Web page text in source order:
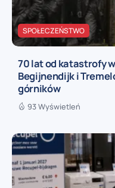
SPOŁECZEŃSTWO
70 lat od katastrofy
Begijnendijk i
górników
93 Wyświetleń